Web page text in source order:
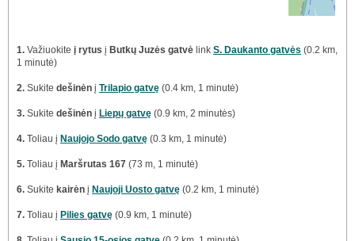
1. Važiuokite į rytus į Butkų Juzės gatvė link S. Daukanto gatvės (0.2 km,
1 minutė)
2. Sukite dešinėn į Trilapio gatvę (0.4 km, 1 minutė)
3. Sukite dešinėn į Liepų gatvę (0.9 km, 2 minutės)
4. Toliau į Naujojo Sodo gatvę (0.3 km, 1 minutė)
5. Toliau į Maršrutas 167 (73 m, 1 minutė)
6. Sukite kairėn į Naujoji Uosto gatvę (0.2 km, 1 minutė)
7. Toliau į Pilies gatvę (0.9 km, 1 minutė)